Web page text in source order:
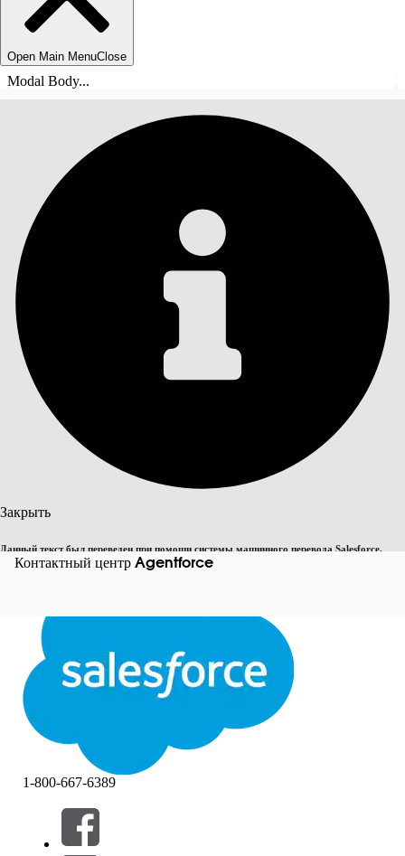
Open Main MenuClose
Modal Body...
Закрыть
Данный текст был переведен при помощи системы машинного перевода Salesforce.
Дополнительные сведения см.здесь.
Переключить на английский
Закрыть
Контактный центр Agentforce
СОДЕРЖАНИЕ
Фильтры (0)
ВЫБРАТЬ ФИЛЬТРЫ
1-800-667-6389